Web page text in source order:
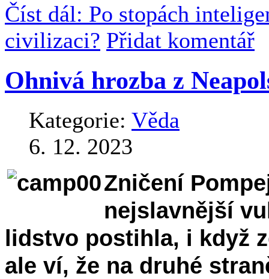
Číst dál: Po stopách
civilizaci? Přidat komentář
Ohnivá hrozba z
Kategorie: Věda
6. 12. 2023
Zničení
nejslavnější
lidstvo postihla, i když
ale ví, že na druhé